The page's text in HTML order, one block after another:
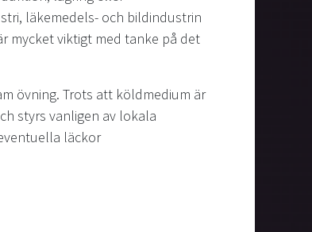
läkemedels- och bildindustrin
mycket viktigt med tanke på det
övning. Trots att köldmedium är
styrs vanligen av lokala
läckor